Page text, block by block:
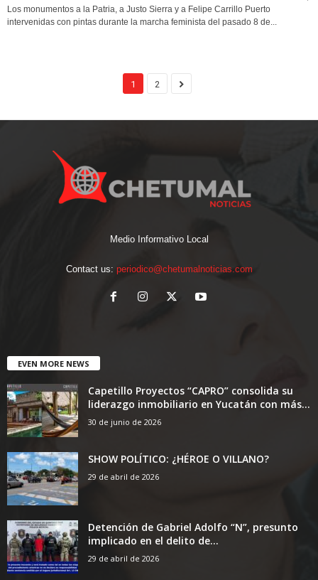
Los monumentos a la Patria, a Justo Sierra y a Felipe Carrillo Puerto
intervenidas con pintas durante la marcha feminista del pasado 8 de...
1 2
Medio Informativo Local
Contact us: periodico@chetumalnoticias.com
EVEN MORE NEWS
Capetillo Proyectos “CAPRO” consolida su
liderazgo inmobiliario en Yucatán con más...
30 de junio de 2026
SHOW POLÍTICO: ¿HÉROE O VILLANO?
29 de abril de 2026
Detención de Gabriel Adolfo “N”, presunto
implicado en el delito de...
29 de abril de 2026